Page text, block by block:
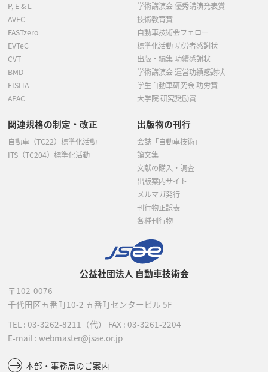
公益社団法人 自動車技術会
〒102-0076
千代田区五番町10-2 五番町センタービル 5F
TEL : 03-3262-8211 （代） FAX : 03-3261-2204
E-mail : webmaster@jsae.or.jp
本部・事務局のご案内
P, E & L
AVEC
FASTzero
EVTeC
CVT
BMD
FISITA
APAC
学術講演会 優秀講演発表賞
技術教育賞
自動車技術会フェロー
標準化活動 功労者感謝状
出版・編集 功績感謝状
学術講演会 運営功績感謝状
学生自動車研究会 功労賞
大学院 研究奨励賞
関連規格の制定・改正
自動車（TC22）標準化活動
ITS（TC204）標準化活動
出版物の刊行
会誌「自動車技術」
論文集
文献の購入・調査
出版案内サイト
メルマガ発行
刊行物正誤表
各種刊行物